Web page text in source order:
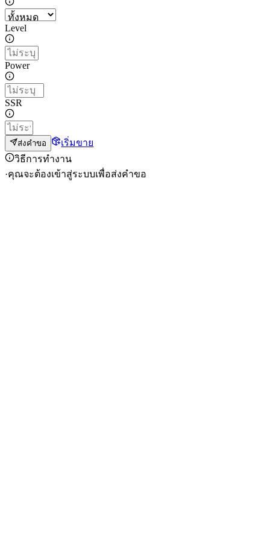
Level
Power
SSR
ส่งคำขอ
เริ่มขาย
วิธีการทำงาน
·คุณจะต้องเข้าสู่ระบบเพื่อส่งคำขอ